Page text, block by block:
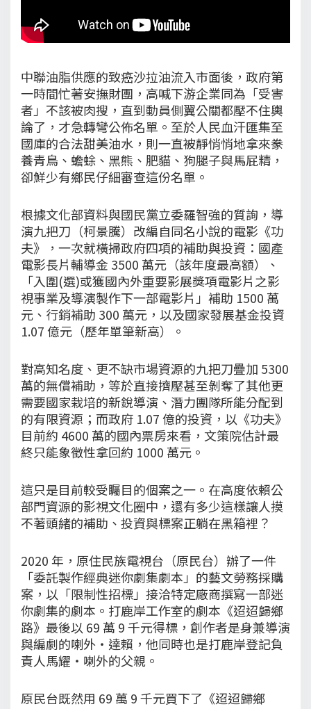
中聯油脂供應的致癌沙拉油流入市面後，政府第
一時間忙著安撫財團，高喊下游企業同為「受害
者」不該被肉搜，直到動員側翼公關都壓不住輿
論了，才急轉彎公佈名單。至於人民血汗匯集至
國庫的合法甜美油水，則一直被靜悄悄地拿來豢
養青鳥、蟾蜍、黑熊、肥貓、狗腿子與馬屁精，
卻鮮少有鄉民仔細審查這份名單。
根據文化部資料與國民黨立委羅智強的質詢，導
演九把刀（柯景騰）改編自同名小說的電影《功
夫》，一次就橫掃政府四項的補助與投資：國產
電影長片輔導金 3500 萬元（該年度最高額）、
「入圍(選)或獲國內外重要影展獎項電影片之影
視事業及導演製作下一部電影片」補助 1500 萬
元、行銷補助 300 萬元，以及國家發展基金投資
1.07 億元（歷年單筆新高）。
對高知名度、更不缺市場資源的九把刀疊加 5300
萬的無償補助，等於直接擠壓甚至剝奪了其他更
需要國家栽培的新銳導演、潛力團隊所能分配到
的有限資源；而政府 1.07 億的投資，以《功夫》
目前約 4600 萬的國內票房來看，文策院估計最
終只能象徵性拿回約 1000 萬元。
這只是目前較受矚目的個案之一。在高度依賴公
部門資源的影視文化圈中，還有多少這樣讓人摸
不著頭緒的補助、投資與標案正躺在黑箱裡？
2020 年，原住民族電視台（原民台）辦了一件
「委託製作經典迷你劇集劇本」的藝文勞務採購
案，以「限制性招標」接洽特定廠商撰寫一部迷
你劇集的劇本。打鹿岸工作室的劇本《迢迢歸鄉
路》最後以 69 萬 9 千元得標，創作者是身兼導演
與編劇的喇外・達賴，他同時也是打鹿岸登記負
責人馬耀・喇外的父親。
原民台既然用 69 萬 9 千元買下了《迢迢歸鄉